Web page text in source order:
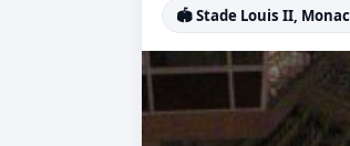
🏟️ Stade Louis II,